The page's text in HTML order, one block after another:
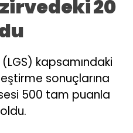
20
kapsamındaki
sonuçlarına
500 tam puanla